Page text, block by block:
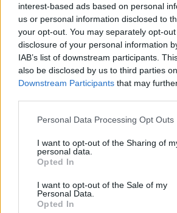
interest-based ads based on personal
us or personal information disclosed to
your opt-out. You may separately opt-
disclosure of your personal information
IAB’s list of downstream participants.
also be disclosed by us to third parties
Downstream Participants that may
Please note that this website/app uses
not limited to your visit or usage
grant or deny consent to Google and its
use your data for below specified
consent section.
Personal Data Processing Opt Outs
I want to opt-out of the Sharing of
personal data.
Opted In
I want to opt-out of the Sale of my
Personal Data.
Opted In
της Ζωής μας
Οι άνθρωποι, οι αυθεντικές